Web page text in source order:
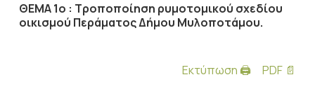
ΘΕΜΑ 1ο : Τροποποίηση ρυμοτομικού σχεδίου
οικισμού Περάματος Δήμου Μυλοποτάμου.
Εκτύπωση 🖨 PDF 📄